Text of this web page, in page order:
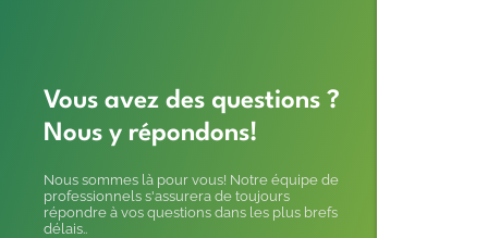
Vous avez des questions ?
Nous y répondons!
Nous sommes là pour vous! Notre équipe de
professionnels s'assurera de toujours
répondre à vos questions dans les plus brefs
délais..